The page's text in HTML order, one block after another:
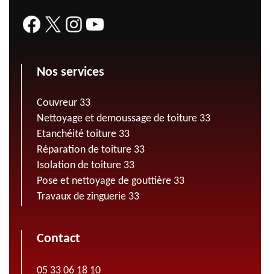
Nos services
Couvreur 33
Nettoyage et demoussage de toiture 33
Etanchéité toiture 33
Réparation de toiture 33
Isolation de toiture 33
Pose et nettoyage de gouttière 33
Travaux de zinguerie 33
Contact
05 33 06 18 10